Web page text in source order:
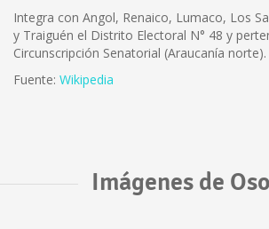
Integra con Angol, Renaico, Lumaco, Los
y Traiguén el Distrito Electoral N° 48 y
Circunscripción Senatorial (Araucanía norte).
Fuente: Wikipedia
Imágenes de